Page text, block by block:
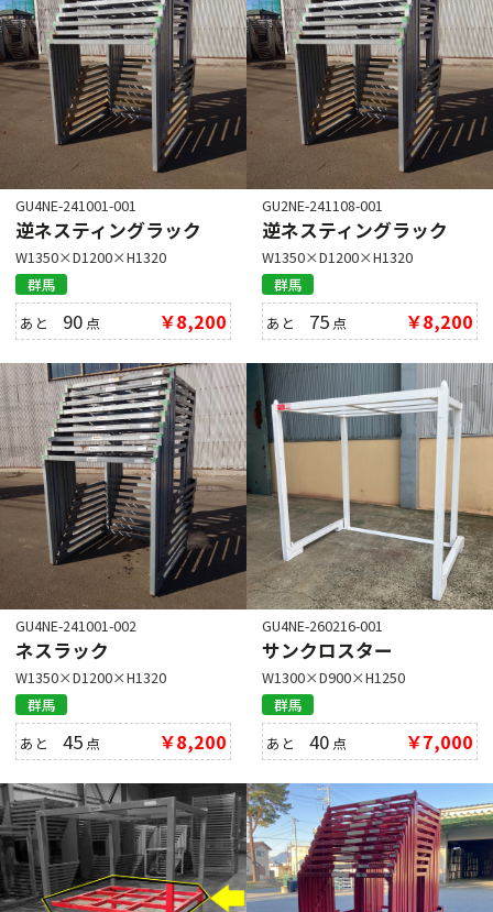
GU4NE-241001-001
逆ネスティングラック
W1350×D1200×H1320
群馬
あと 90 点 ￥8,200
GU2NE-241108-001
逆ネスティングラック
W1350×D1200×H1320
群馬
あと 75 点 ￥8,200
GU4NE-241001-002
ネスラック
W1350×D1200×H1320
群馬
あと45 点 ￥8,200
GU4NE-260216-001
サンクロスター
W1300×D900×H1250
群馬
あと40 点 ￥7,000